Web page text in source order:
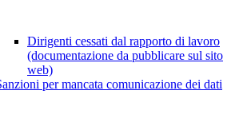
Dirigenti cessati dal rapporto di lavoro
(documentazione da pubblicare sul sito
web)
per mancata comunicazione dei dati